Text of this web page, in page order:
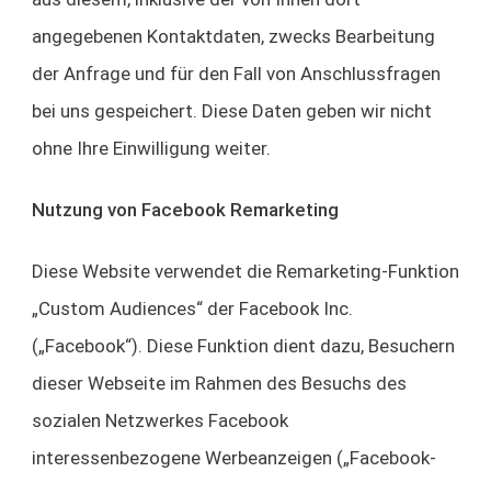
angegebenen Kontaktdaten, zwecks Bearbeitung
der Anfrage und für den Fall von Anschlussfragen
bei uns gespeichert. Diese Daten geben wir nicht
ohne Ihre Einwilligung weiter.
Nutzung von Facebook Remarketing
Diese Website verwendet die Remarketing-Funktion
„Custom Audiences“ der Facebook Inc.
(„Facebook“). Diese Funktion dient dazu, Besuchern
dieser Webseite im Rahmen des Besuchs des
sozialen Netzwerkes Facebook
interessenbezogene Werbeanzeigen („Facebook-